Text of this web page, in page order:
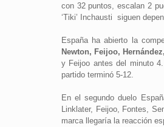
con 32 puntos, escalan 2
‘Tiki’ Inchausti siguen
España ha abierto la
Newton, Feijoo,
y Feijoo antes del minuto
partido terminó 5-12.
En el segundo duelo
Linklater, Feijoo, Fontes,
marca llegaría la reacción